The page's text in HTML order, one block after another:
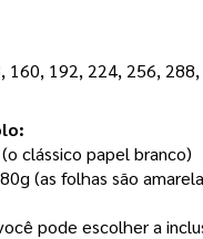
160, 192, 224, 256,
clássico papel branco)
(as folhas são
pode escolher a